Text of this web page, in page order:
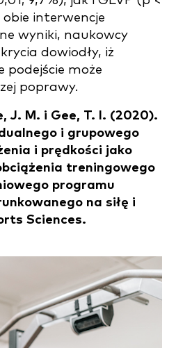
obie interwencje
wyniki, naukowcy
dowiodły, iż
podejście może
poprawy.
J. M. i Gee, T. I. (2020).
i grupowego
i prędkości jako
treningowego
programu
na siłę i
Sciences.